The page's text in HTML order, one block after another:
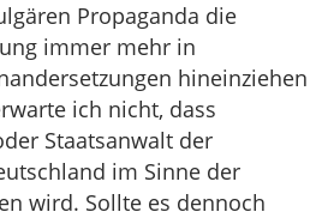
Propaganda die
immer mehr in
hineinziehen
ich nicht, dass
Staatsanwalt der
im Sinne der
wird. Sollte es dennoch